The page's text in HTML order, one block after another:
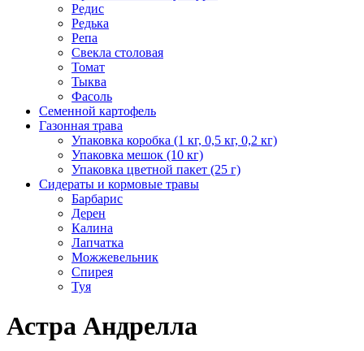
Редис
Редька
Репа
Свекла столовая
Томат
Тыква
Фасоль
Семенной картофель
Газонная трава
Упаковка коробка (1 кг, 0,5 кг, 0,2 кг)
Упаковка мешок (10 кг)
Упаковка цветной пакет (25 г)
Сидераты и кормовые травы
Барбарис
Дерен
Калина
Лапчатка
Можжевельник
Спирея
Туя
Астра Андрелла